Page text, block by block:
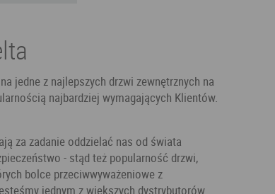
jedne z najlepszych drzwi zewnętrznych na
najbardziej wymagających Klientów.
za zadanie oddzielać nas od świata
- stąd też popularność drzwi,
bolce przeciwwyważeniowe z
jednym z większych dystrybutorów